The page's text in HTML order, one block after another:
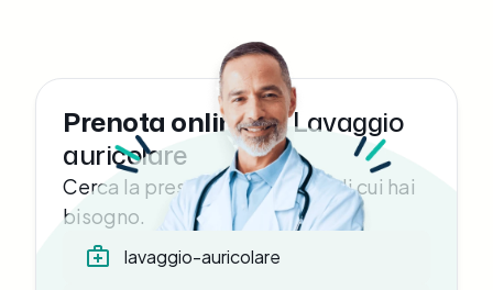
Prenota online unLavaggio
auricolare
Cerca la prestazione medica di cui hai
bisogno.